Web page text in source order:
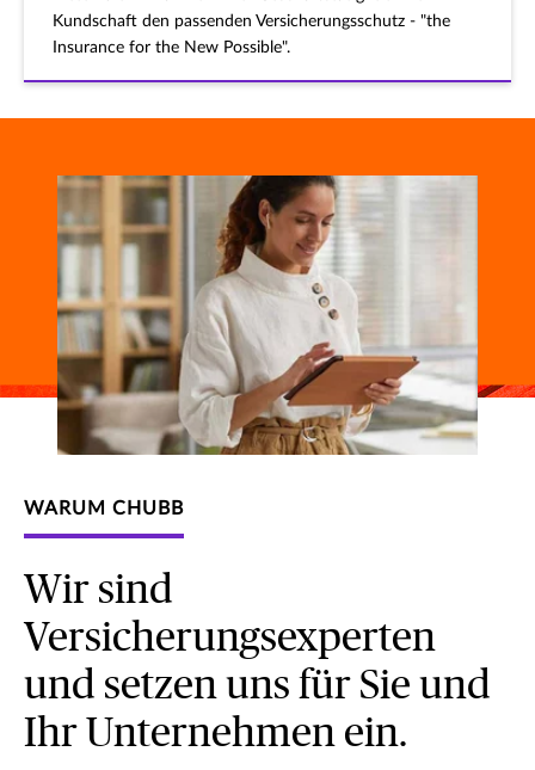
Kundschaft den passenden Versicherungsschutz - "the
Insurance for the New Possible".
WARUM CHUBB
Wir sind
Versicherungsexperten
und setzen uns für Sie und
Ihr Unternehmen ein.